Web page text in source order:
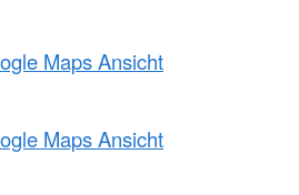
Maps Ansicht
Maps Ansicht